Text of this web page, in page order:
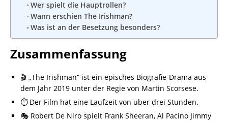
Wer spielt die Hauptrollen?
Wann erschien The Irishman?
Was ist an der Besetzung besonders?
Zusammenfassung
🎬 „The Irishman“ ist ein episches Biografie-Drama aus
dem Jahr 2019 unter der Regie von Martin Scorsese.
⏱️ Der Film hat eine Laufzeit von über drei Stunden.
🎭 Robert De Niro spielt Frank Sheeran, Al Pacino Jimmy